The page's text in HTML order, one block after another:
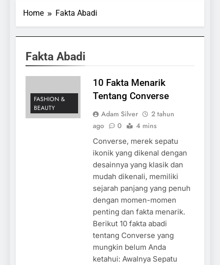
Home Fakta Abadi
Fakta Abadi
FASHION &
BEAUTY
10 Fakta Menarik
Tentang Converse
Adam Silver
2 tahun
ago
0 4 mins
Converse, merek sepatu
ikonik yang dikenal dengan
desainnya yang klasik dan
mudah dikenali, memiliki
sejarah panjang yang penuh
dengan momen-momen
penting dan fakta menarik.
Berikut 10 fakta abadi
tentang Converse yang
mungkin belum Anda
ketahui: Awalnya Sepatu